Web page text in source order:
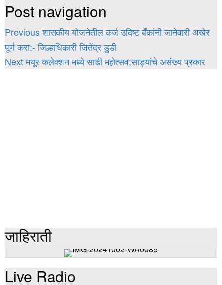
Post navigation
Previousशासकीय योजनेतील कर्ज उदिष्ट बँकांनी जानेवारी अखेर
पूर्ण करा:- जिल्हाधिकारी जितेंद्र डुडी
Nextमयूर कलेक्शन मध्ये साडी महोत्सव;साड्यांचे असंख्य प्रकार
जाहिराती
Live Radio